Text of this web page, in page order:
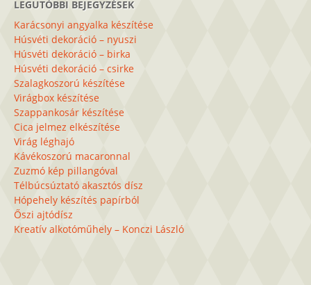
LEGUTÓBBI BEJEGYZÉSEK
Karácsonyi angyalka készítése
Húsvéti dekoráció – nyuszi
Húsvéti dekoráció – birka
Húsvéti dekoráció – csirke
Szalagkoszorú készítése
Virágbox készítése
Szappankosár készítése
Cica jelmez elkészítése
Virág léghajó
Kávékoszorú macaronnal
Zuzmó kép pillangóval
Télbúcsúztató akasztós dísz
Hópehely készítés papírból
Őszi ajtódísz
Kreatív alkotóműhely – Konczi László